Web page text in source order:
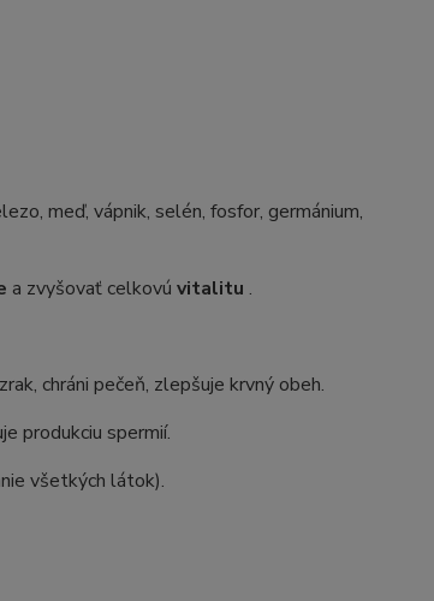
meď, vápnik, selén, fosfor, germánium,
a zvyšovať celkovú vitalitu .
chráni pečeň, zlepšuje krvný obeh.
produkciu spermií.
všetkých látok).